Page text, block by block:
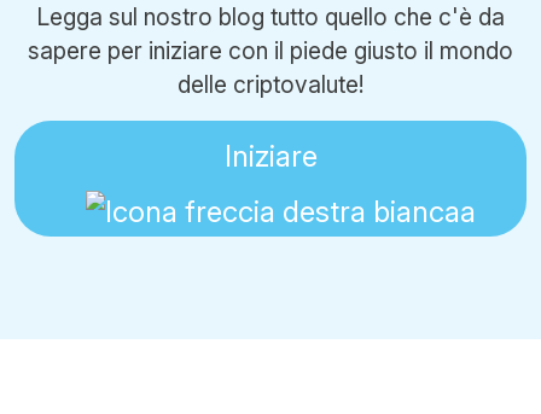
Legga sul nostro blog tutto quello che c'è da
sapere per iniziare con il piede giusto il mondo
delle criptovalute!
Iniziare